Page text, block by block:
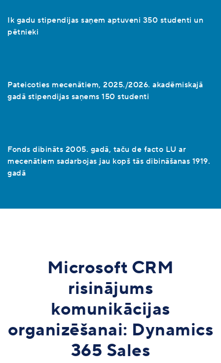
Ik gadu stipendijas saņem aptuveni 350 studenti un
pētnieki
Pateicoties mecenātiem, 2025./2026. akadēmiskajā
gadā stipendijas saņems 150 studenti
Fonds dibināts 2005. gadā, taču de facto LU ar
mecenātiem sadarbojas jau kopš tās dibināšanas 1919.
gadā
Microsoft CRM
risinājums
komunikācijas
organizēšanai: Dynamics
365 Sales